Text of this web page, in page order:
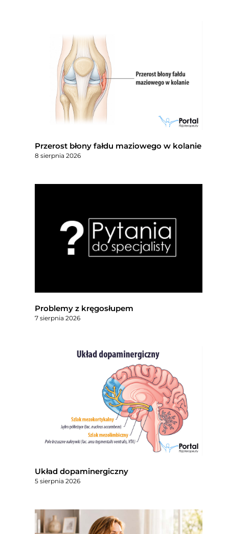
Przerost błony fałdu maziowego w kolanie
8 sierpnia 2026
Problemy z kręgosłupem
7 sierpnia 2026
Układ dopaminergiczny
5 sierpnia 2026